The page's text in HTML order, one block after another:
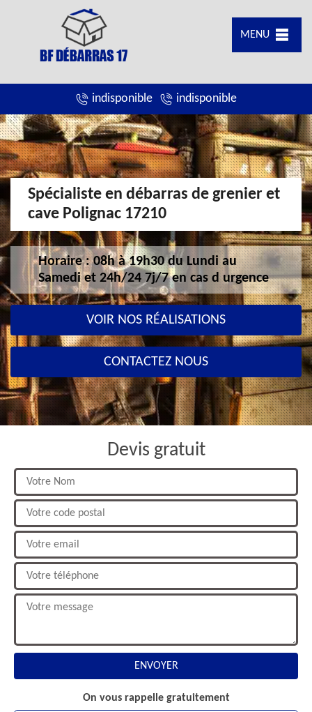
MENU
indisponible indisponible
Spécialiste en débarras de grenier et
cave Polignac 17210
Horaire : 08h à 19h30 du Lundi au
Samedi et 24h/24 7j/7 en cas d urgence
VOIR NOS RÉALISATIONS
CONTACTEZ NOUS
Devis gratuit
On vous rappelle gratuitement